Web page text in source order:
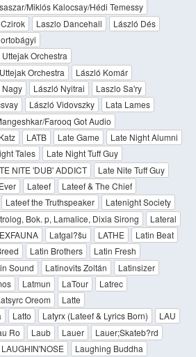
Miklós Kalocsay/Hédi Temessy
Laszlo Dancehall
László Dés
Orchestra
Orchestra
László Komár
Nagy László Nyitrai
Laszlo Sa'ry
László Vidovszky
Lata Lames
Farooq Got Audio
LATB Late Game
Late Night Alumni
Tales
Late Night Tuff Guy
NITE 'DUB' ADDICT
Late Nite Tuff Guy
Lateef
Lateef & The Chief
Lateef the Truthspeaker
Latenight Society
Bok. p, Lamalice, Dixia Sirong
Lateral
Latgal?šu LATHE
Latin Beat
Latin Brothers
Latin Fresh
Sound Latinovits Zoltán
Latinsizer
Latmun LaTour
Latrec
Oreom
Latte
Latto Latyrx (Lateef & Lyrics Born)
LAU
Ro Laub Lauer
Lauer;Skateb?rd
LAUGHIN'NOSE
Laughing Buddha